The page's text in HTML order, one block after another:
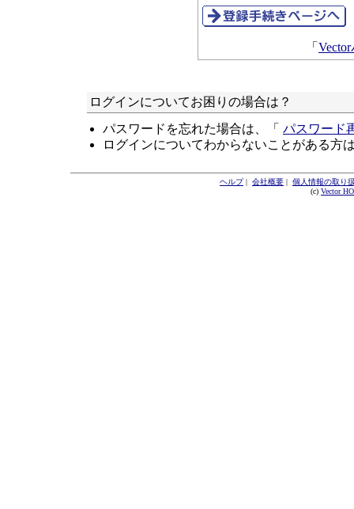
「
ログインについてお困りの場合は？
パスワードを忘れた場合は、「 パスワード
ログインについてわからないことがある方
ヘルプ| 会社概要 | 個人情報の取り
(c) Vector